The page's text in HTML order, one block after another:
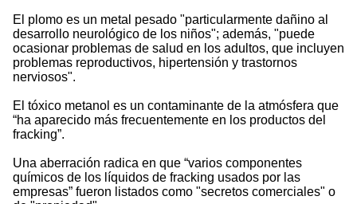
El plomo es un metal pesado "particularmente dañino al
desarrollo neurológico de los niños"; además, "puede
ocasionar problemas de salud en los adultos, que incluyen
problemas reproductivos, hipertensión y trastornos
nerviosos".
El tóxico metanol es un contaminante de la atmósfera que
“ha aparecido más frecuentemente en los productos del
fracking”.
Una aberración radica en que “varios componentes
químicos de los líquidos de fracking usados por las
empresas” fueron listados como "secretos comerciales" o